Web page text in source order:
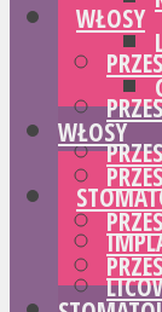
WŁOSY
WŁOSY